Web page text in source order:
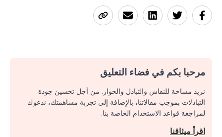
مرحبا بكم في فضاء التعليق
نريد مساحة للنقاش والتبادل والحوار. من أجل تحسين جودة
التبادلات بموجب مقالاتنا، بالإضافة إلى تجربة مساهمتك، ندعوك
لمراجعة قواعد الاستخدام الخاصة بنا.
اقرأ ميثاقنا